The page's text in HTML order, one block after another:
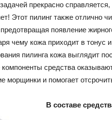
прекрасно
Этот пилинг также отлично
появление
чему кожа приходит в тонус
пилинга кожа выглядит
средства
морщинки и помогает
В составе